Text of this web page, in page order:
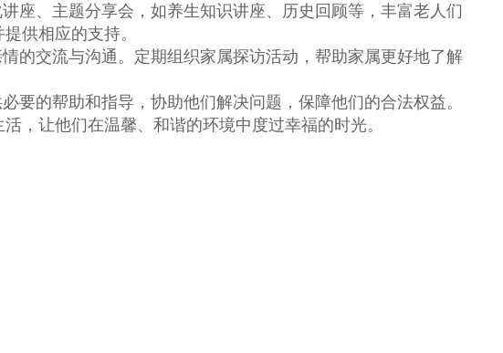
座、主题分享会，如养生知识讲座、历史回顾等，丰富老人们
供相应的支持。
的交流与沟通。定期组织家属探访活动，帮助家属更好地了解
的帮助和指导，协助他们解决问题，保障他们的合法权益。
，让他们在温馨、和谐的环境中度过幸福的时光。